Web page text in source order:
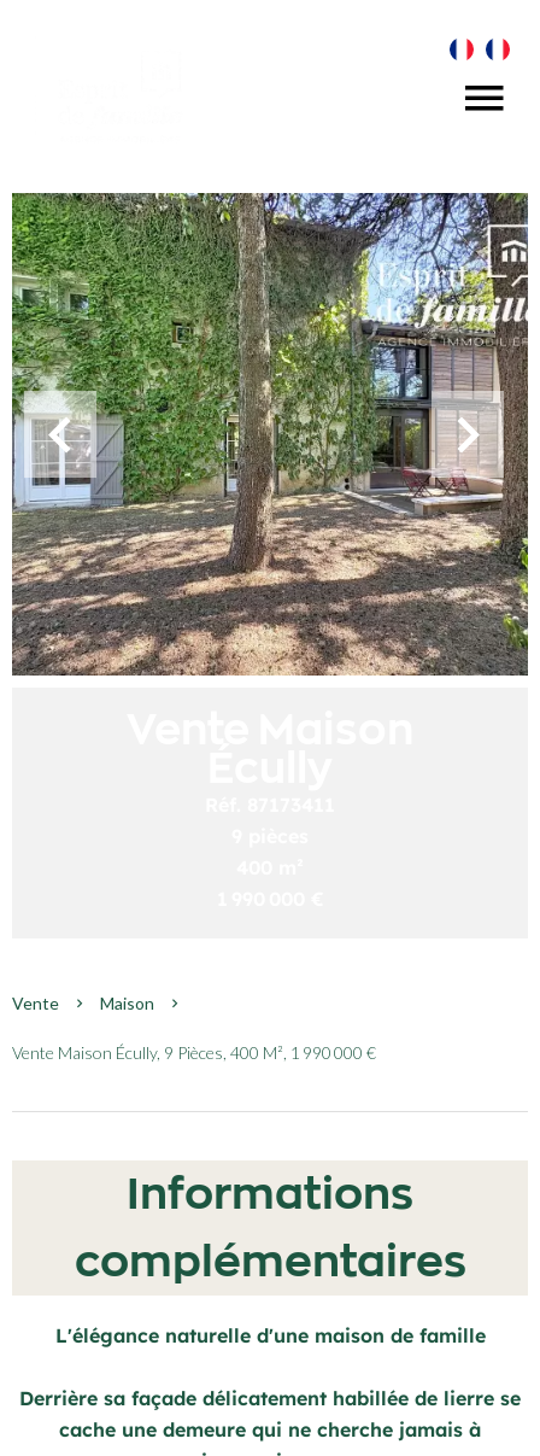
Vente Maison
Vente Maison Écully, 9 Pièces, 400 M², 1 990 000 €
Informations
complémentaires
L'élégance naturelle d'une maison de famille
Derrière sa façade délicatement habillée de lierre se
cache une demeure qui ne cherche jamais à